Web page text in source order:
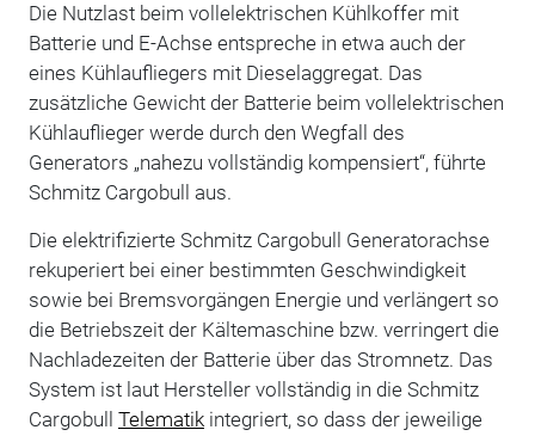
Die Nutzlast beim vollelektrischen Kühlkoffer mit
Batterie und E-Achse entspreche in etwa auch der
eines Kühlaufliegers mit Dieselaggregat. Das
zusätzliche Gewicht der Batterie beim vollelektrischen
Kühlauflieger werde durch den Wegfall des
Generators „nahezu vollständig kompensiert“, führte
Schmitz Cargobull aus.
Die elektrifizierte Schmitz Cargobull Generatorachse
rekuperiert bei einer bestimmten Geschwindigkeit
sowie bei Bremsvorgängen Energie und verlängert so
die Betriebszeit der Kältemaschine bzw. verringert die
Nachladezeiten der Batterie über das Stromnetz. Das
System ist laut Hersteller vollständig in die Schmitz
Cargobull Telematikintegriert, so dass der jeweilige